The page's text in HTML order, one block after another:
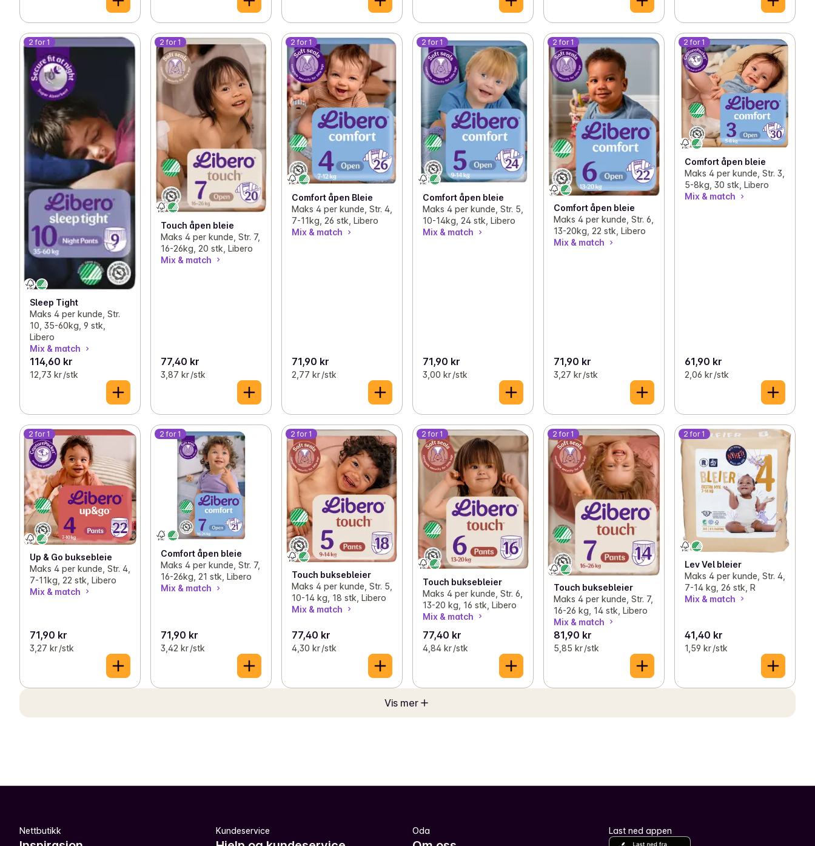
2 for 1
Sleep Tight
Maks 4 per kunde, Str.
10, 35-60kg, 9 stk,
Libero
Mix & match
114,60 kr
12,73 kr /stk
2 for 1
Touch åpen bleie
Maks 4 per kunde, Str. 7,
16-26kg, 20 stk, Libero
Mix & match
77,40 kr
3,87 kr /stk
2 for 1
Comfort åpen Bleie
Maks 4 per kunde, Str. 4,
7-11kg, 26 stk, Libero
Mix & match
71,90 kr
2,77 kr /stk
2 for 1
Comfort åpen bleie
Maks 4 per kunde, Str. 5,
10-14kg, 24 stk, Libero
Mix & match
71,90 kr
3,00 kr /stk
2 for 1
Comfort åpen bleie
Maks 4 per kunde, Str. 6,
13-20kg, 22 stk, Libero
Mix & match
71,90 kr
3,27 kr /stk
2 for 1
Comfort åpen bleie
Maks 4 per kunde, Str. 3,
5-8kg, 30 stk, Libero
Mix & match
61,90 kr
2,06 kr /stk
2 for 1
Up & Go buksebleie
Maks 4 per kunde, Str. 4,
7-11kg, 22 stk, Libero
Mix & match
71,90 kr
3,27 kr /stk
2 for 1
Comfort åpen bleie
Maks 4 per kunde, Str. 7,
16-26kg, 21 stk, Libero
Mix & match
71,90 kr
3,42 kr /stk
2 for 1
Touch buksebleier
Maks 4 per kunde, Str. 5,
10-14 kg, 18 stk, Libero
Mix & match
77,40 kr
4,30 kr /stk
2 for 1
Touch buksebleier
Maks 4 per kunde, Str. 6,
13-20 kg, 16 stk, Libero
Mix & match
77,40 kr
4,84 kr /stk
2 for 1
Touch buksebleier
Maks 4 per kunde, Str. 7,
16-26 kg, 14 stk, Libero
Mix & match
81,90 kr
5,85 kr /stk
2 for 1
Lev Vel bleier
Maks 4 per kunde, Str. 4,
7-14 kg, 26 stk, R
Mix & match
41,40 kr
1,59 kr /stk
Vis mer
Nettbutikk Kundeservice Oda Last ned appen